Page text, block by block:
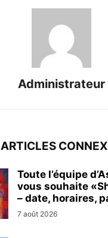
Administrateur
ARTICLES
Toute l’équipe
vous souhaite
– date, horaires,
7 août 2026